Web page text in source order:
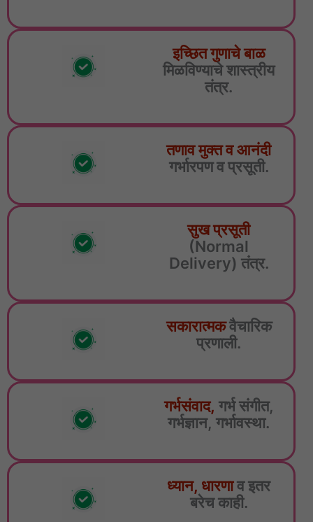
इच्छित गुणाचे बाळ
मिळविण्याचे शास्त्रीय
तंत्र.
तणाव मुक्त व आनंदी
गर्भारपण व प्रसूती.
सुख प्रसूती
(Normal
Delivery) तंत्र.
सकारात्मकवैचारिक
प्रणाली.
गर्भसंवाद, गर्भ संगीत,
गर्भज्ञान, गर्भावस्था.
ध्यान, धारणाव इतर
बरेच काही.